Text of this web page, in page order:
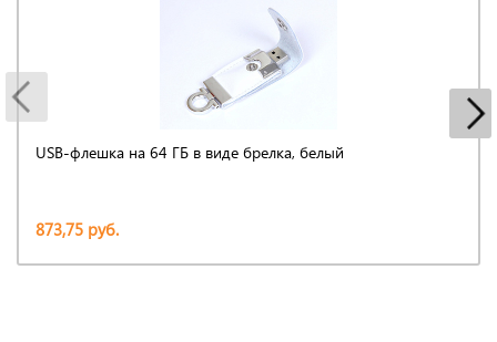
USB-флешка на 64 ГБ в виде брелка, белый
873,75 руб.